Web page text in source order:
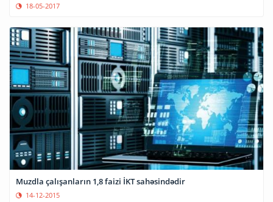
18-05-2017
Muzdla çalışanların 1,8 faizi İKT sahəsindədir
14-12-2015